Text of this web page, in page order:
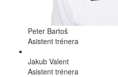
Peter Bartoš
Asistent trénera
Jakub Valent
Asistent trénera